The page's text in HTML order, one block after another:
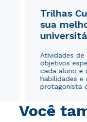
Trilhas
sua
Atividades
objetivos
cada aluno e
habilidades
protagonista
Você